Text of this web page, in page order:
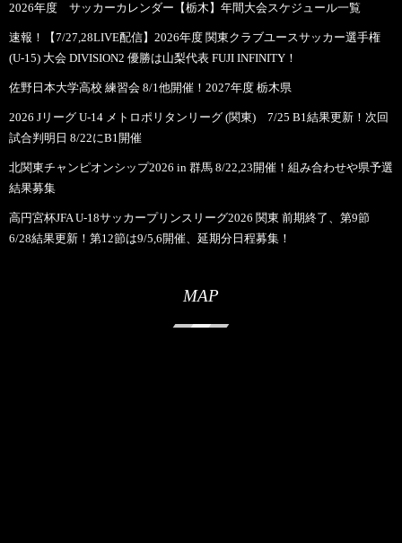
2026年度 サッカーカレンダー【栃木】年間大会スケジュール一覧
速報！【7/27,28LIVE配信】2026年度 関東クラブユースサッカー選手権
(U-15) 大会 DIVISION2 優勝は山梨代表 FUJI INFINITY！
佐野日本大学高校 練習会 8/1他開催！2027年度 栃木県
2026 Jリーグ U-14 メトロポリタンリーグ (関東) 7/25 B1結果更新！次回
試合判明日 8/22にB1開催
北関東チャンピオンシップ2026 in 群馬 8/22,23開催！組み合わせや県予選
結果募集
高円宮杯JFA U-18サッカープリンスリーグ2026 関東 前期終了、第9節
6/28結果更新！第12節は9/5,6開催、延期分日程募集！
MAP